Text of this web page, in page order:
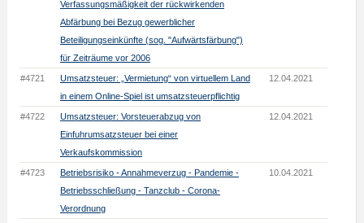
Verfassungsmäßigkeit der rückwirkenden
Abfärbung bei Bezug gewerblicher
Beteiligungseinkünfte (sog. "Aufwärtsfärbung")
für Zeiträume vor 2006
#4721
Umsatzsteuer: „Vermietung“ von virtuellem Land
in einem Online-Spiel ist umsatzsteuerpflichtig
12.04.2021
#4722
Umsatzsteuer: Vorsteuerabzug von
Einfuhrumsatzsteuer bei einer
Verkaufskommission
12.04.2021
#4723
Betriebsrisiko - Annahmeverzug - Pandemie -
Betriebsschließung - Tanzclub - Corona-
Verordnung
10.04.2021